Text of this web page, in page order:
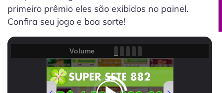
primeiro prêmio eles são exibidos no painel.
Confira seu jogo e boa sorte!
Volume